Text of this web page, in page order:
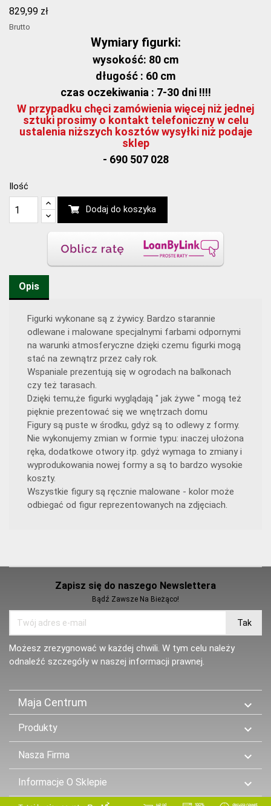
829,99 zł
Brutto
Wymiary figurki:
wysokość: 80 cm
długość : 60 cm
czas oczekiwania : 7-30 dni !!!!
W przypadku chęci zamówienia więcej niż jednej
sztuki prosimy o kontakt telefoniczny w celu
ustalenia niższych kosztów wysyłki niż podaje
sklep
- 690 507 028
Ilość
Dodaj do koszyka
Opis
Figurki wykonane są z żywicy. Bardzo starannie
odlewane i malowane specjalnymi farbami odpornymi
na warunki atmosferyczne dzięki czemu figurki mogą
stać na zewnątrz przez cały rok.
Wspaniale prezentują się w ogrodach na balkonach
czy też tarasach.
Dzięki temu,że figurki wyglądają " jak żywe " mogą też
pięknie prezentować się we wnętrzach domu
Figury są puste w środku, gdyż są to odlewy z formy.
Nie wykonujemy zmian w formie typu: inaczej ułożona
ręka, dodatkowe otwory itp. gdyż wymaga to zmiany i
wyprodukowania nowej formy a są to bardzo wysokie
koszty.
Wszystkie figury są ręcznie malowane - kolor może
odbiegać od figur reprezentowanych na zdjęciach.
Zapisz się do naszego Newslettera
Bądź Zawsze Na Bieżąco!
Możesz zrezygnować w każdej chwili. W tym celu należy
odnaleźć szczegóły w naszej informacji prawnej.
Maja Centrum 
Produkty 
Nasza Firma 
Informacje O Sklepie 